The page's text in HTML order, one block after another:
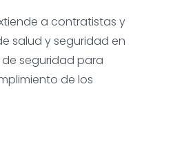
a contratistas y
salud y seguridad en
seguridad para
de los